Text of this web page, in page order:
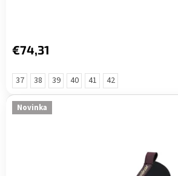
€74,31
37 38 39 40 41 42
Novinka